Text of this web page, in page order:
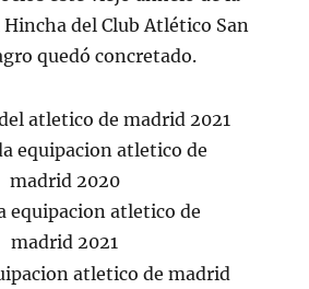
del Club Atlético San
quedó concretado.